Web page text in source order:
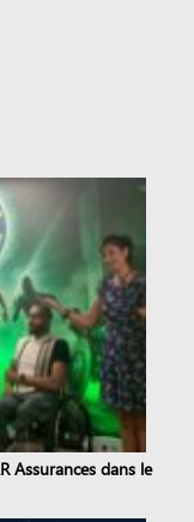
Assurances dans le